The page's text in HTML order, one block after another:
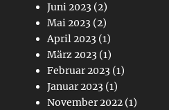
Juni 2023 (2)
Mai 2023 (2)
April 2023 (1)
März 2023 (1)
Februar 2023 (1)
Januar 2023 (1)
November 2022 (1)